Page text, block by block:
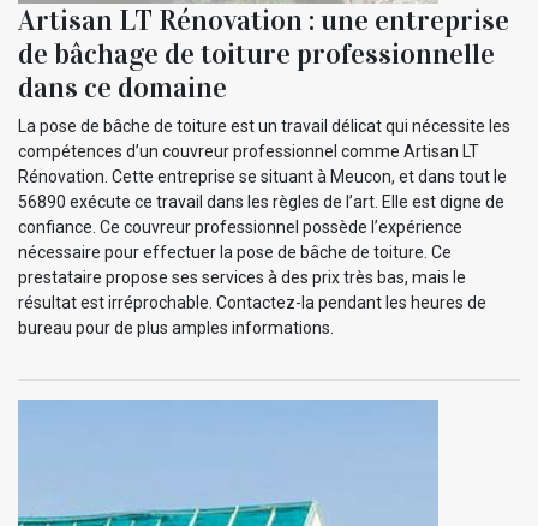
Artisan LT Rénovation : une entreprise
de bâchage de toiture professionnelle
dans ce domaine
La pose de bâche de toiture est un travail délicat qui nécessite les
compétences d’un couvreur professionnel comme Artisan LT
Rénovation. Cette entreprise se situant à Meucon, et dans tout le
56890 exécute ce travail dans les règles de l’art. Elle est digne de
confiance. Ce couvreur professionnel possède l’expérience
nécessaire pour effectuer la pose de bâche de toiture. Ce
prestataire propose ses services à des prix très bas, mais le
résultat est irréprochable. Contactez-la pendant les heures de
bureau pour de plus amples informations.